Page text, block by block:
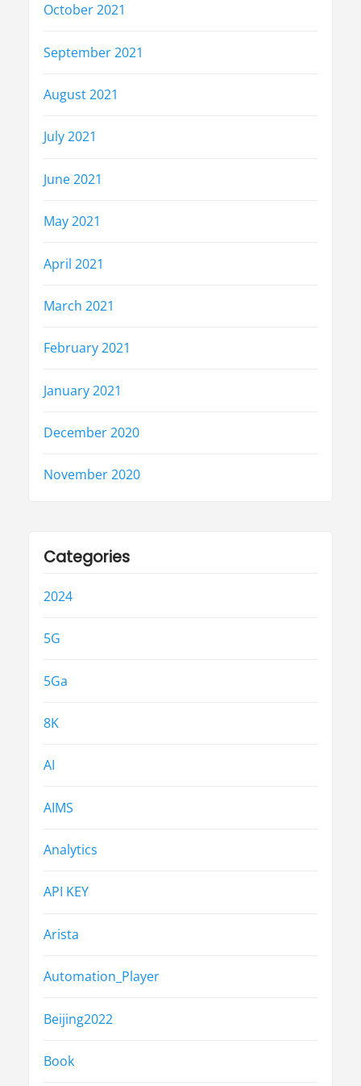
October 2021
September 2021
August 2021
July 2021
June 2021
May 2021
April 2021
March 2021
February 2021
January 2021
December 2020
November 2020
Categories
2024
5G
5Ga
8K
AI
AIMS
Analytics
API KEY
Arista
Automation_Player
Beijing2022
Book